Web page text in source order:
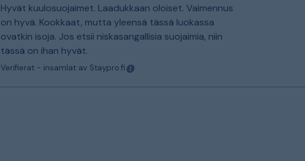
Hyvät kuulosuojaimet. Laadukkaan oloiset. Vaimennus
on hyvä. Kookkaat, mutta yleensä tässä luokassa
ovatkin isoja. Jos etsii niskasangallisia suojaimia, niin
tässä on ihan hyvät.
Verifierat - insamlat av Staypro.fi